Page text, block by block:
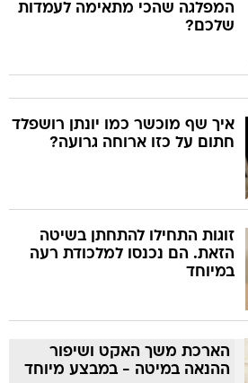
המפלגה שהכי מתאימה לעמדות
שלכם?
איך שף מוכשר כמו יונתן רושפלד
חתום על כזו ארוחה גרועה?
זוגות התחילו להתחתן בשיטה
הזאת. הם נכנסו למלכודת רעה
במיוחד
הארכת משך האקט ושיפור
ההנאה במיטה - במבצע מיוחד